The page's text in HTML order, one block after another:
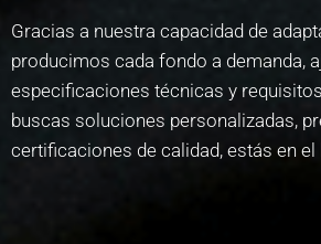
Gracias a nuestra capacidad de
producimos cada fondo a demanda,
especificaciones técnicas y
buscas soluciones personalizadas,
certificaciones de calidad, estás en el